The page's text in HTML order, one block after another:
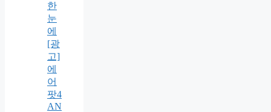
한
눈
에
[광
고]
에
어
팟4
AN